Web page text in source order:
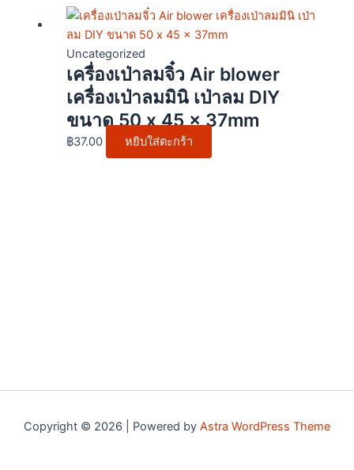
Uncategorized
เครื่องเป่าลมจิ๋ว Air blower
เครื่องเป่าลมมินิ เป่าลม DIY
ขนาด 50 x 45 x 37mm
฿37.00 หยิบใส่ตะกร้า
Copyright © 2026 | Powered by Astra WordPress Theme